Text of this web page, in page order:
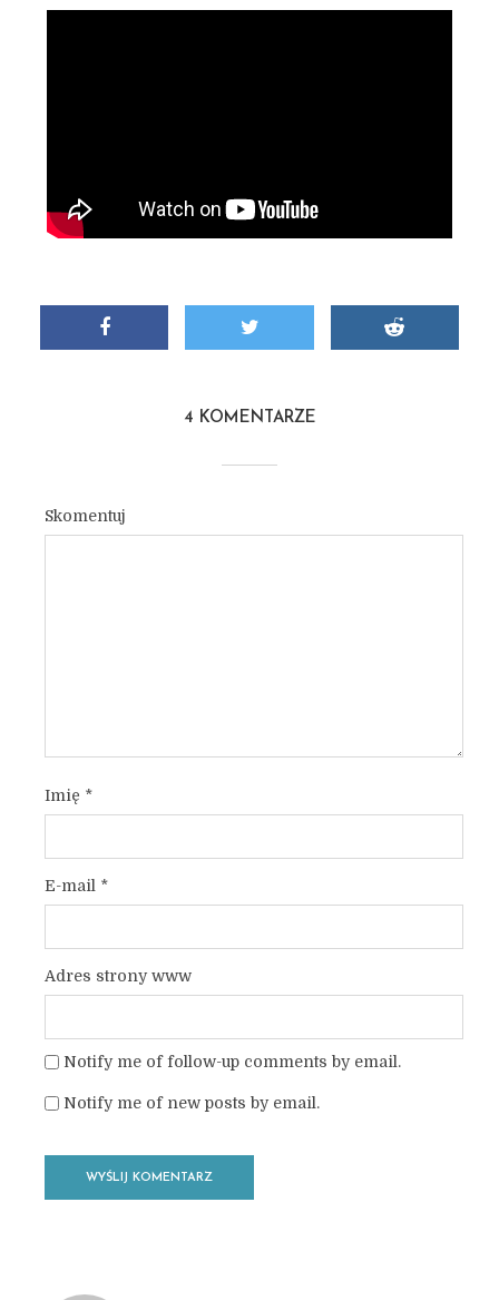
4 KOMENTARZE
Skomentuj
Imię *
E-mail *
Adres strony www
Notify me of follow-up comments by email.
Notify me of new posts by email.